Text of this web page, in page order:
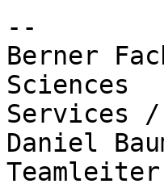
--
Berner
Sciences
Services
Daniel